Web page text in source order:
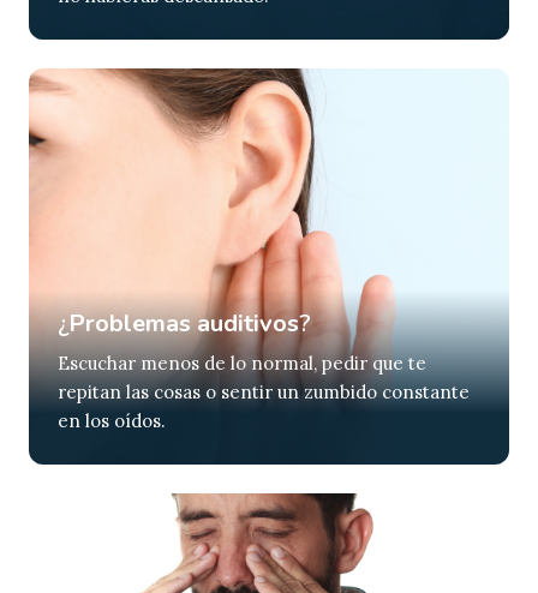
¿Problemas auditivos?
Escuchar menos de lo normal, pedir que te
repitan las cosas o sentir un zumbido constante
en los oídos.